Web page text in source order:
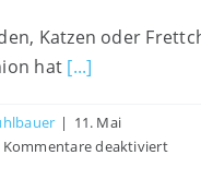
Katzen oder
hat [...]
| 11. Mai
Kommentare deaktiviertfür